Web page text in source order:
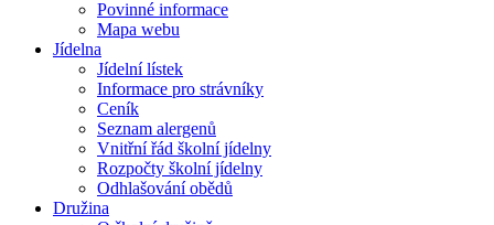
Povinné informace
Mapa webu
Jídelna
Jídelní lístek
Informace pro strávníky
Ceník
Seznam alergenů
Vnitřní řád školní jídelny
Rozpočty školní jídelny
Odhlašování obědů
Družina